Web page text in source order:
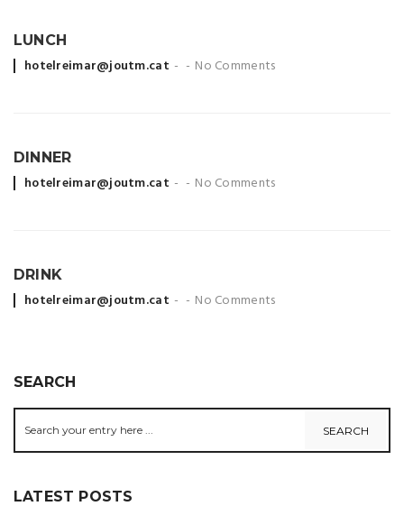
LUNCH
Posted
hotelreimar@joutm.cat No Comments
DINNER
Posted
hotelreimar@joutm.cat No Comments
DRINK
Posted
hotelreimar@joutm.cat No Comments
SEARCH
LATEST POSTS